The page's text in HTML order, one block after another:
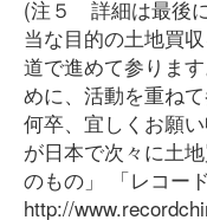
(注５ 詳細は最後
当な目的の土地買
道で進めて参りま
めに、活動を重ね
何卒、宜しくお願
が日本で次々に土
のもの」 「レコー
http://